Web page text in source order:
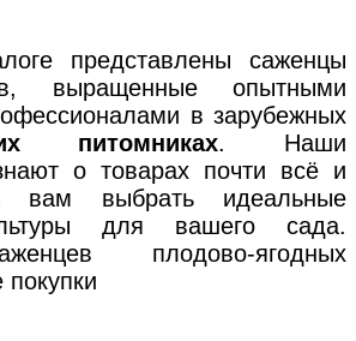
представлены саженцы
выращенные опытными
в зарубежных
питомниках. Наши
о товарах почти всё и
вам выбрать идеальные
для вашего сада.
плодово-ягодных
покупки